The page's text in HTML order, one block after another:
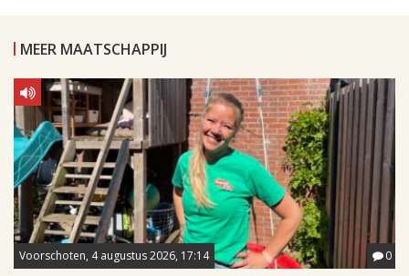
MEER MAATSCHAPPIJ
Voorschoten, 4 augustus 2026, 17:14 0